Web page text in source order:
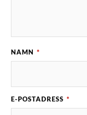
NAMN *
E-POSTADRESS *